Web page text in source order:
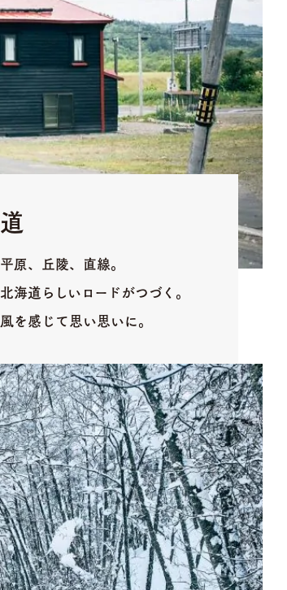
道
平原、丘陵、直線。
北海道らしいロードがつづく。
風を感じて思い思いに。